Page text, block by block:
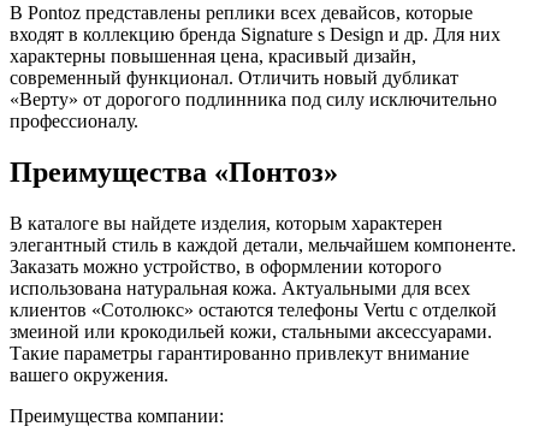
В Pontoz представлены реплики всех девайсов, которые
входят в коллекцию бренда Signature s Design и др. Для них
характерны повышенная цена, красивый дизайн,
современный функционал. Отличить новый дубликат
«Верту» от дорогого подлинника под силу исключительно
профессионалу.
Преимущества «Понтоз»
В каталоге вы найдете изделия, которым характерен
элегантный стиль в каждой детали, мельчайшем компоненте.
Заказать можно устройство, в оформлении которого
использована натуральная кожа. Актуальными для всех
клиентов «Сотолюкс» остаются телефоны Vertu с отделкой
змеиной или крокодильей кожи, стальными аксессуарами.
Такие параметры гарантированно привлекут внимание
вашего окружения.
Преимущества компании: